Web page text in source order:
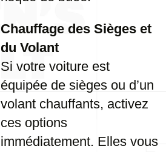
Chauffage des Sièges et
du Volant
Si votre voiture est
équipée de sièges ou d’un
volant chauffants, activez
ces options
immédiatement. Elles vous